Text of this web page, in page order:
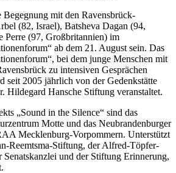
mit den Ravensbrück-
(82, Israel), Batsheva Dagan (94,
Perre (97, Großbritannien) im
ab dem 21. August sein. Das
bei dem junge Menschen mit
zu intensiven Gesprächen
seit 2005 jährlich von der Gedenkstätte
Hildegard Hansche Stiftung veranstaltet.
„Sound in the Silence“ sind das
Motte und das Neubrandenburger
Mecklenburg-Vorpommern. Unterstützt
Reemtsma-Stiftung, der Alfred-Töpfer-
und der Stiftung Erinnerung,